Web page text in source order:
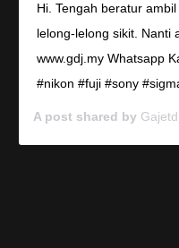
Hi. Tengah beratur
lelong-lelong sikit. Nanti
www.gdj.my Whatsapp
#nikon #fuji #sony
A post shared by